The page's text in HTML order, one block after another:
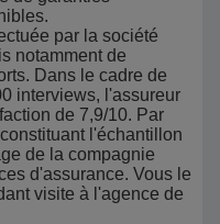
par la société
notamment de
Dans le cadre de
interviews, l'assureur
de 7,9/10. Par
l'échantillon
de la compagnie
d'assurance. Vous le
visite à l'agence de